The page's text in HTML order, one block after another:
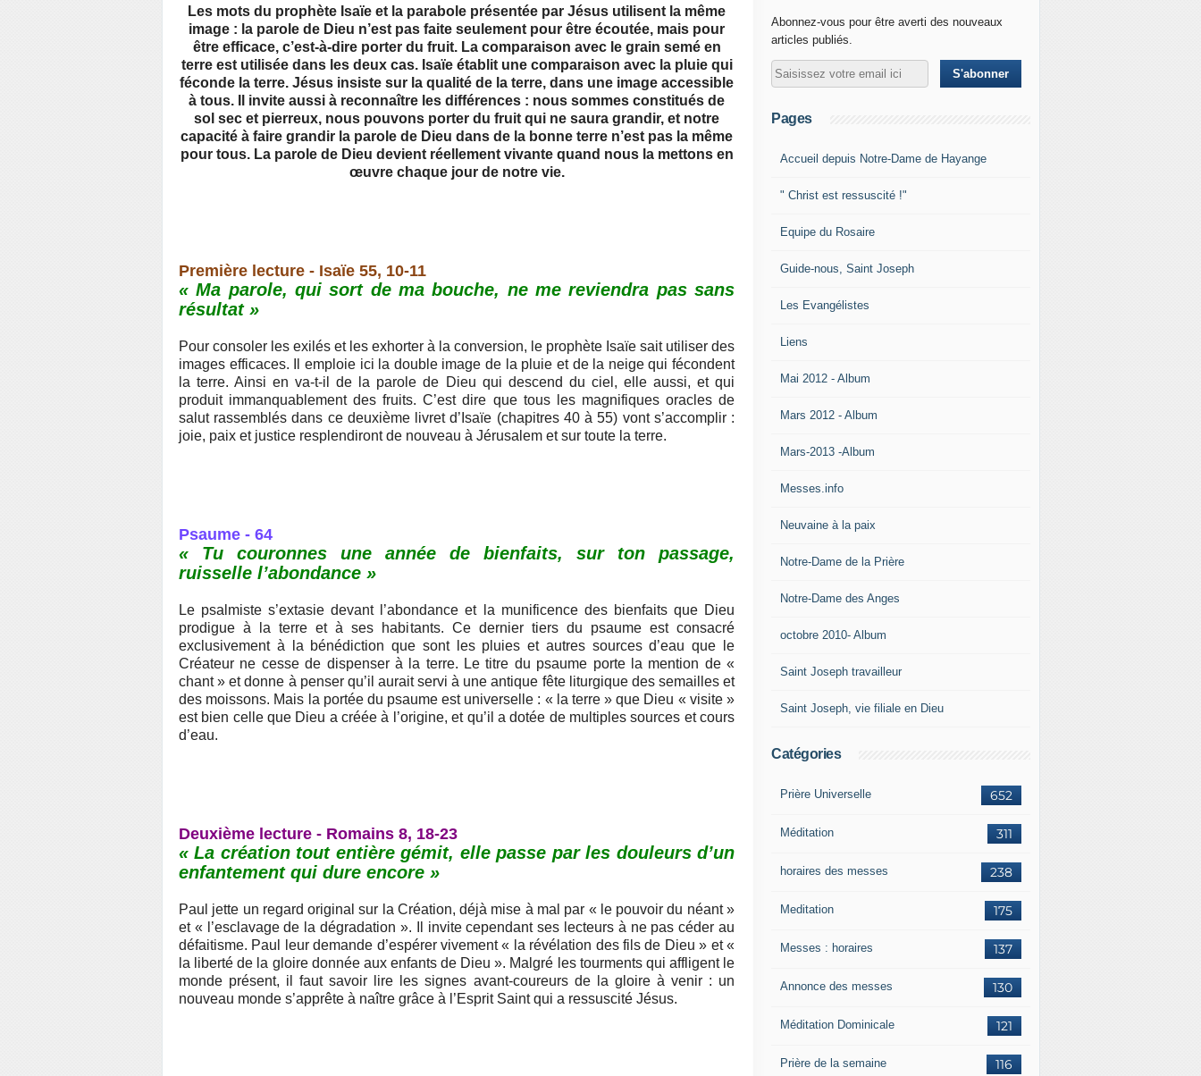
Les mots du prophète Isaïe et la parabole présentée par Jésus utilisent la même
image : la parole de Dieu n’est pas faite seulement pour être écoutée, mais pour
être efficace, c’est-à-dire porter du fruit. La comparaison avec le grain semé en
terre est utilisée dans les deux cas. Isaïe établit une comparaison avec la pluie qui
féconde la terre. Jésus insiste sur la qualité de la terre, dans une image accessible
à tous. Il invite aussi à reconnaître les différences : nous sommes constitués de
sol sec et pierreux, nous pouvons porter du fruit qui ne saura grandir, et notre
capacité à faire grandir la parole de Dieu dans de la bonne terre n’est pas la même
pour tous. La parole de Dieu devient réellement vivante quand nous la mettons en
œuvre chaque jour de notre vie.
Première lecture - Isaïe 55, 10-11
« Ma parole, qui sort de ma bouche, ne me reviendra pas sans
résultat »
Pour consoler les exilés et les exhorter à la conversion, le prophète Isaïe sait utiliser des
images efficaces. Il emploie ici la double image de la pluie et de la neige qui fécondent
la terre. Ainsi en va-t-il de la parole de Dieu qui descend du ciel, elle aussi, et qui
produit immanquablement des fruits. C’est dire que tous les magnifiques oracles de
salut rassemblés dans ce deuxième livret d’Isaïe (chapitres 40 à 55) vont s’accomplir :
joie, paix et justice resplendiront de nouveau à Jérusalem et sur toute la terre.
Psaume - 64
« Tu couronnes une année de bienfaits, sur ton passage,
ruisselle l’abondance »
Le psalmiste s’extasie devant l’abondance et la munificence des bienfaits que Dieu
prodigue à la terre et à ses habitants. Ce dernier tiers du psaume est consacré
exclusivement à la bénédiction que sont les pluies et autres sources d’eau que le
Créateur ne cesse de dispenser à la terre. Le titre du psaume porte la mention de «
chant » et donne à penser qu’il aurait servi à une antique fête liturgique des semailles et
des moissons. Mais la portée du psaume est universelle : « la terre » que Dieu « visite »
est bien celle que Dieu a créée à l’origine, et qu’il a dotée de multiples sources et cours
d’eau.
Deuxième lecture - Romains 8, 18-23
« La création tout entière gémit, elle passe par les douleurs d’un
enfantement qui dure encore »
Paul jette un regard original sur la Création, déjà mise à mal par « le pouvoir du néant »
et « l’esclavage de la dégradation ». Il invite cependant ses lecteurs à ne pas céder au
défaitisme. Paul leur demande d’espérer vivement « la révélation des fils de Dieu » et «
la liberté de la gloire donnée aux enfants de Dieu ». Malgré les tourments qui affligent le
monde présent, il faut savoir lire les signes avant-coureurs de la gloire à venir : un
nouveau monde s’apprête à naître grâce à l’Esprit Saint qui a ressuscité Jésus.
Abonnez-vous pour être averti des nouveaux
articles publiés.
Pages
Accueil depuis Notre-Dame de Hayange
" Christ est ressuscité !"
Equipe du Rosaire
Guide-nous, Saint Joseph
Les Evangélistes
Liens
Mai 2012 - Album
Mars 2012 - Album
Mars-2013 -Album
Messes.info
Neuvaine à la paix
Notre-Dame de la Prière
Notre-Dame des Anges
octobre 2010- Album
Saint Joseph travailleur
Saint Joseph, vie filiale en Dieu
Catégories
652
Prière Universelle
311
Méditation
238
horaires des messes
175
Meditation
137
Messes : horaires
130
Annonce des messes
121
Méditation Dominicale
116
Prière de la semaine